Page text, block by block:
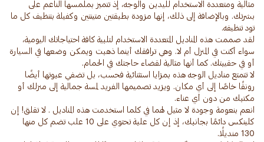
مثالية ومتعددة الاستخدام لليدين والوجه، إذ تتميز بملمسها الناعم على
بشرتك. وبالإضافة إلى ذلك، إنها مزودة بطبقتين متينتين وكفيلة بتنظيف كل ما
لقد صممت هذه المناديل المتعددة الاستخدام لتلبية كافة احتياجاتك اليومية،
سواء أكنت في المنزل أم لا. وهي ترافقك أينما ذهبت ويمكن وضعها في السيارة
لا تتمتع مناديل الوجه هذه بمزايا استثنائية فحسب، بل تضفي عبوتها أيضًا
رونقًا خاصًا إلى أي مكان. ويزيد تصميمها الفريد لمسة جمالية إلى منزلك أو
انعم بنعومة وجودة لا مثيل لهما في كلما استخدمت هذه المناديل . لا تقلق! إن
كلينكس دائمًا بجانبك، إذ إن كل علبة تحتوي على 10 علب تضم كل منها